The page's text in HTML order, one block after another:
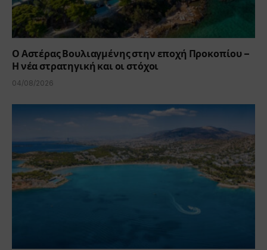
Ο Αστέρας Βουλιαγμένης στην εποχή Προκοπίου –
Η νέα στρατηγική και οι στόχοι
04/08/2026